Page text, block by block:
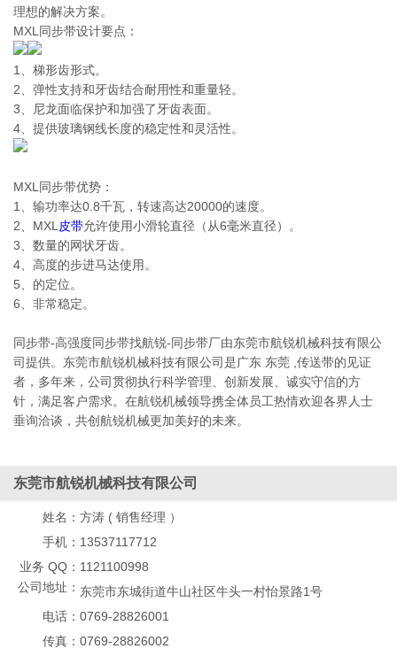
理想的解决方案。
MXL同步带设计要点：
1、梯形齿形式。
2、弹性支持和牙齿结合耐用性和重量轻。
3、尼龙面临保护和加强了牙齿表面。
4、提供玻璃钢线长度的稳定性和灵活性。
MXL同步带优势：
1、输功率达0.8千瓦，转速高达20000的速度。
2、MXL 皮带允许使用小滑轮直径（从6毫米直径）。
3、数量的网状牙齿。
4、高度的步进马达使用。
5、的定位。
6、非常稳定。
同步带-高强度同步带找航锐-同步带厂由东莞市航锐机械科技有限公
司提供。东莞市航锐机械科技有限公司是广东 东莞 ,传送带的见证
者，多年来，公司贯彻执行科学管理、创新发展、诚实守信的方
针，满足客户需求。在航锐机械领导携全体员工热情欢迎各界人士
垂询洽谈，共创航锐机械更加美好的未来。
东莞市航锐机械科技有限公司
姓名： 方涛 ( 销售经理 ）
手机： 13537117712
业务 QQ： 1121100998
公司地址： 东莞市东城街道牛山社区牛头一村怡景路1号
电话： 0769-28826001
传真： 0769-28826002